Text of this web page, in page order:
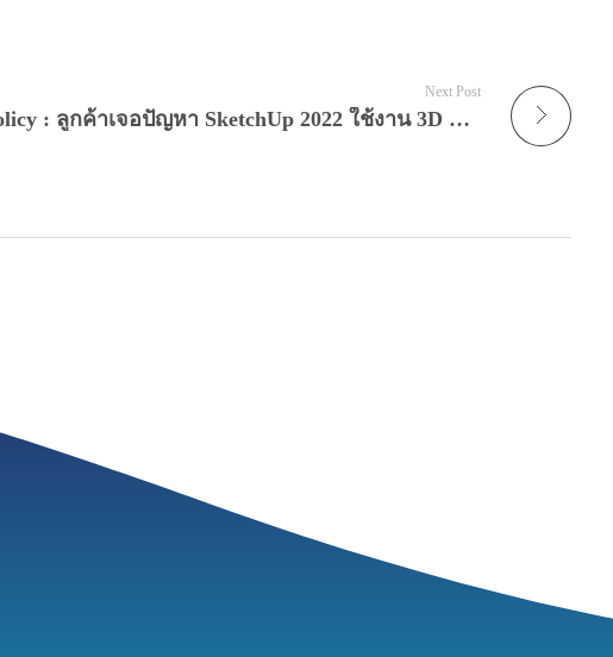
Next Post
End of Support Policy : ลูกค้าเจอปัญหา SketchUp 2022 ใช้งาน 3D Warehouse ไม่ได้